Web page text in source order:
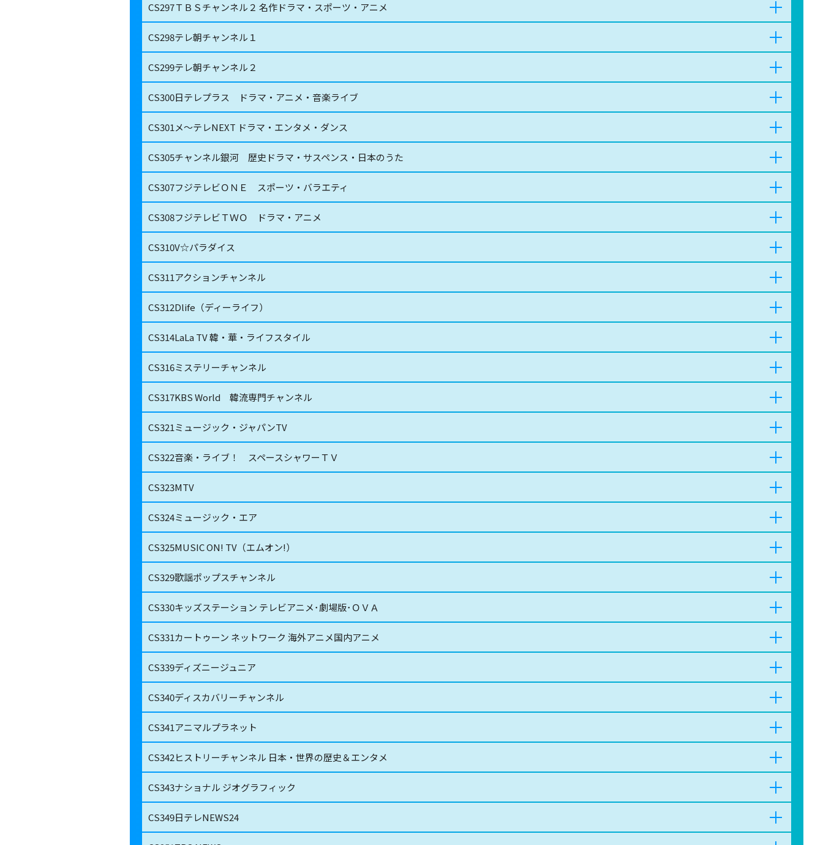
CS297ＴＢＳチャンネル２ 名作ドラマ・スポーツ・アニメ
CS298テレ朝チャンネル１
CS299テレ朝チャンネル２
CS300日テレプラス ドラマ・アニメ・音楽ライブ
CS301メ～テレNEXT ドラマ・エンタメ・ダンス
CS305チャンネル銀河 歴史ドラマ・サスペンス・日本のうた
CS307フジテレビＯＮＥ スポーツ・バラエティ
CS308フジテレビＴＷＯ ドラマ・アニメ
CS310V☆パラダイス
CS311アクションチャンネル
CS312Dlife（ディーライフ）
CS314LaLa TV 韓・華・ライフスタイル
CS316ミステリーチャンネル
CS317KBS World 韓流専門チャンネル
CS321ミュージック・ジャパンTV
CS322音楽・ライブ！ スペースシャワーＴＶ
CS323MTV
CS324ミュージック・エア
CS325MUSIC ON! TV（エムオン!）
CS329歌謡ポップスチャンネル
CS330キッズステーション テレビアニメ･劇場版･ＯＶＡ
CS331カートゥーン ネットワーク 海外アニメ国内アニメ
CS339ディズニージュニア
CS340ディスカバリーチャンネル
CS341アニマルプラネット
CS342ヒストリーチャンネル 日本・世界の歴史＆エンタメ
CS343ナショナル ジオグラフィック
CS349日テレNEWS24